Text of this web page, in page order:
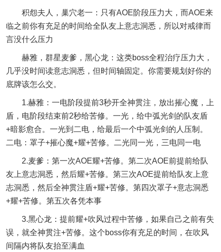
积怨夫人，巢穴老一：只有AOE阶段压力大，而AOE来
临之前你有充足的时间给全队友上意志洞悉，所以对戒律而
言没什么压力
赫雅，群星麦爹，黑心龙：这类boss全程治疗压力大，
几乎没时间读意志洞悉，但时间轴固定。你需要规划好你的
底牌该怎么交。
1.赫雅：一电阶段提前3秒开全神贯注，放出摧心魔，上
盾，电阶段结束前2秒给苦修。一光，给中弧光剑的队友盾
+暗影愈合。一光到二电，给最后一个中弧光剑的人压制。
二电：罩子+摧心魔+耀+苦修。二光同一光，三电同一电
2.麦爹：第一次AOE耀+苦修。第二次AOE前提前给队
友上意志洞悉，然后耀+苦修。第三次AOE提前给队友上意
志洞悉，然后全神贯注盾+耀+苦修。第四次罩子+意志洞悉
+耀+苦修。第五次各凭本事
3.黑心龙：提前耀+吹风过程中苦修，如果自己之前有失
误，就全神贯注+苦修。这个boss你有充足的时间，在吹风
间隔内将队友抬至满血